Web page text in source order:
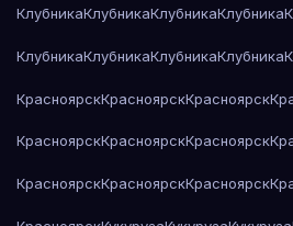
КлубникаКлубникаКлубникаКлубника
КлубникаКлубникаКлубникаКлубника
КрасноярскКрасноярскКрасноярск
КрасноярскКрасноярскКрасноярск
КрасноярскКрасноярскКрасноярск